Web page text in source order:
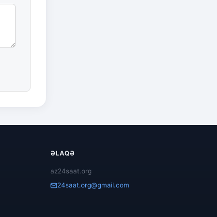
ƏLAQƏ
az24saat.org
24saat.org@gmail.com